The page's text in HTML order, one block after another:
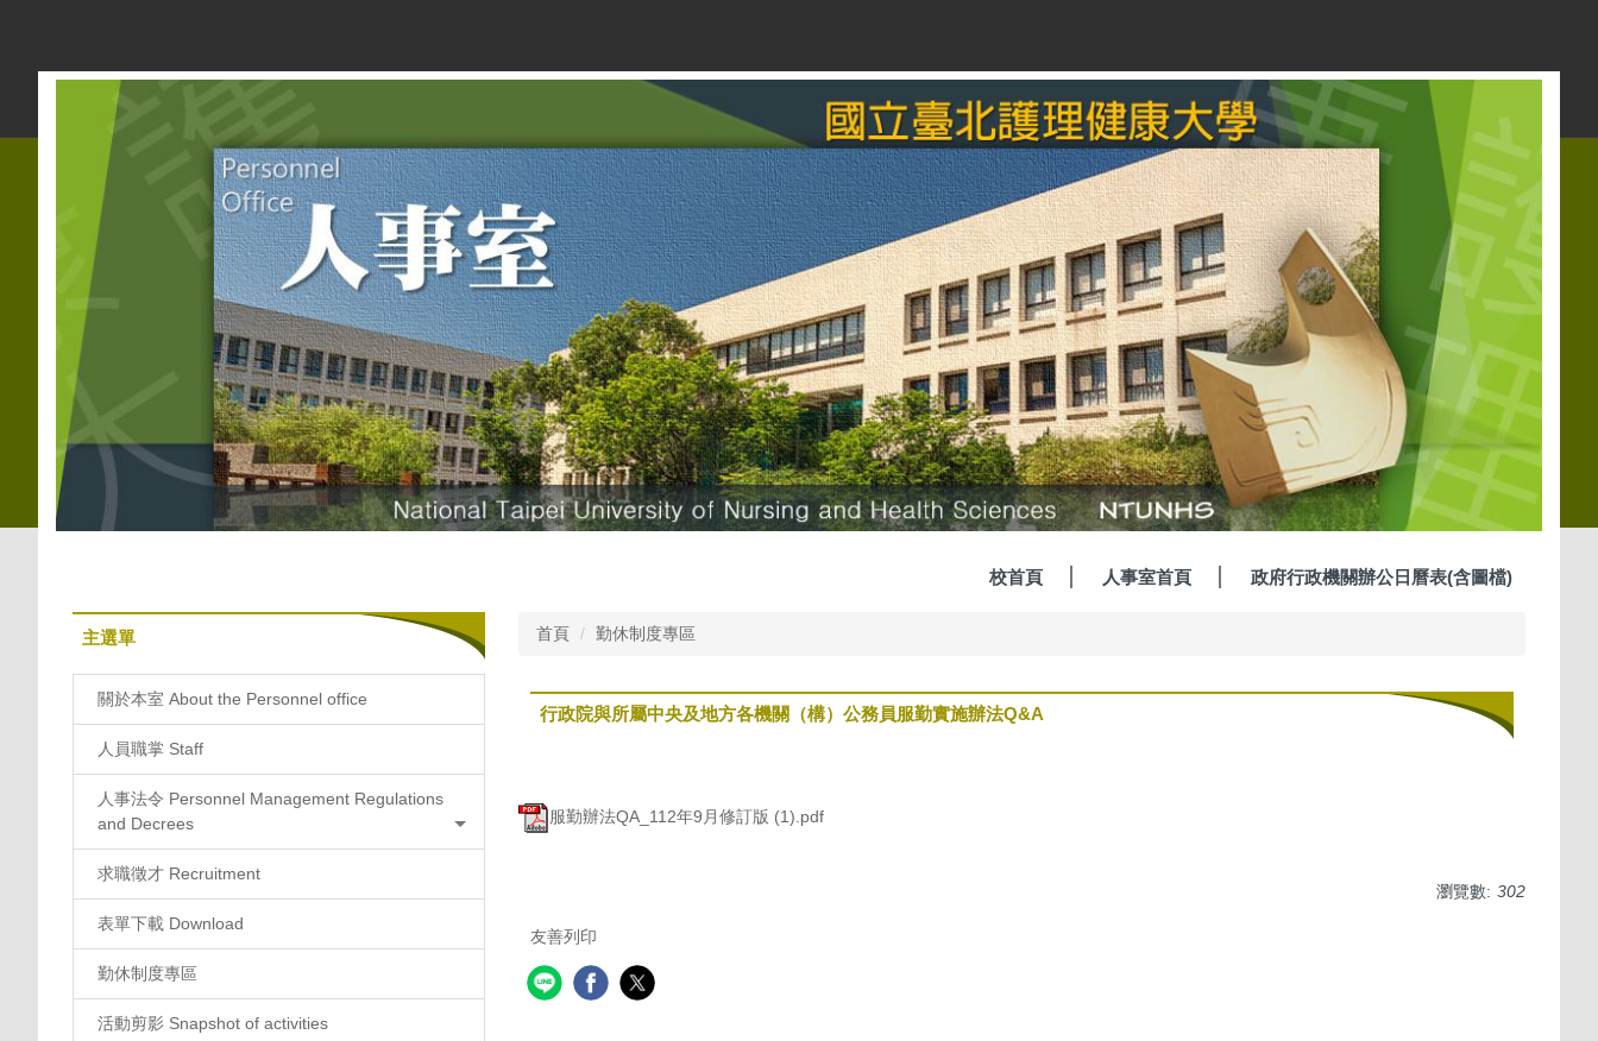
容
校首頁 人事室首頁 政府行政機關辦公日曆表(含圖檔)
主選單
關於本室 About the Personnel office
人員職掌 Staff
人事法令 Personnel Management Regulations
and Decrees
求職徵才 Recruitment
表單下載 Download
勤休制度專區
活動剪影 Snapshot of activities
首頁 勤休制度專區
行政院與所屬中央及地方各機關（構）公務員服勤實施辦法Q&A
服勤辦法QA_112年9月修訂版 (1).pdf
瀏覽數: 302
友善列印